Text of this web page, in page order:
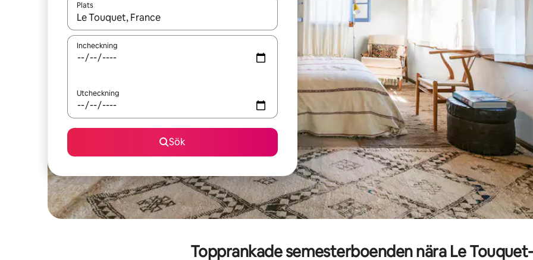
Plats
När resultaten är tillgängliga kan du navigera med upp- och nedåtpilarna eller utforska genom att trycka eller svepa.
Incheckning
Utcheckning
Sök
Topprankade semesterboenden nära Le